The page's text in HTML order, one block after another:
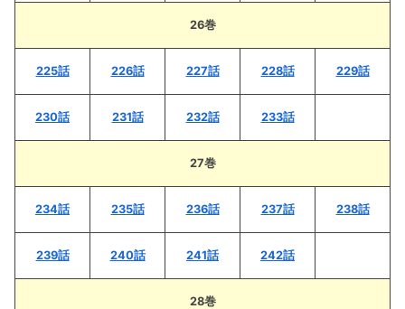
26巻
225話 226話 227話 228話 229話
230話 231話 232話 233話
27巻
234話 235話 236話 237話 238話
239話 240話 241話 242話
28巻